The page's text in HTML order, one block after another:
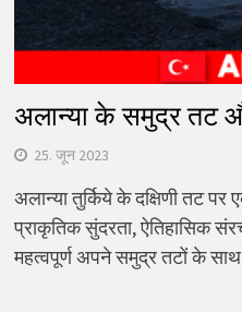
अलान्या के समुद्र तट
25. जून 2023
अलान्या तुर्किये के दक्षिणी तट
प्राकृतिक सुंदरता, ऐतिहासिक
महत्वपूर्ण अपने समुद्र तटों के